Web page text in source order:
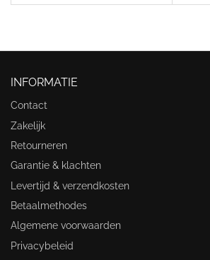
INFORMATIE
Contact
Zakelijk
Retourneren
Garantie & klachten
Levertijd & verzendkosten
Betaalmethodes
Algemene voorwaarden
Privacybeleid